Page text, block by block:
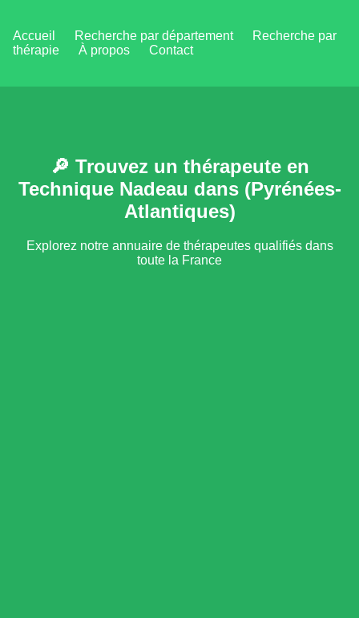
Accueil Recherche par département
Recherche par
thérapie
À propos Contact
🔎 Trouvez un thérapeute en
Technique Nadeau dans (Pyrénées-
Atlantiques)
Explorez notre annuaire de thérapeutes qualifiés dans
toute la France